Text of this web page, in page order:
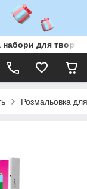
для
Розмальовка